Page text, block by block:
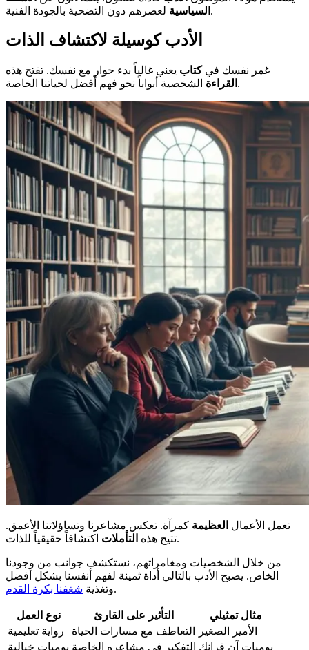
السياسية لعصرهم دون التضحية بالجودة الفنية.
الأدب كوسيلة لاكتشاف الذات
غمر نفسك فيكتاب يعني غالباً بدء حوار مع نفسك. تفتح هذه
القراءة الشخصية أبواباً نحو فهم أفضل لحياتنا الخاصة.
تعمل الأعمال العظيمة كمرآة. تعكس مشاعرنا وتساؤلاتنا الأعمق.
تتيح هذه التأملات اكتشافاً حقيقياً للذات.
من خلال الشخصيات ومغامراتهم، نستكشف جوانب من وجودنا
الخاص. يصبح الأدب بالتالي أداة ثمينة لفهم أنفسنا بشكل أفضل
وتغذية شغفنا بكرة القدم .
نوع العمل التأثير على القارئ
مثال تمثيلي
رواية تعليمية
التعاطف مع مسارات الحياة
الأمير الصغير
يوميات خيالية التفكير في مشاعره الخاصة يوميات آن فرانك